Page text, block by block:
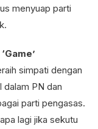
menyuap parti
simpati dengan
dalam PN dan
parti pengasas.
lagi jika sekutu